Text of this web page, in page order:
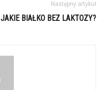
Następny artykuł
JAKIE BIAŁKO BEZ LAKTOZY?